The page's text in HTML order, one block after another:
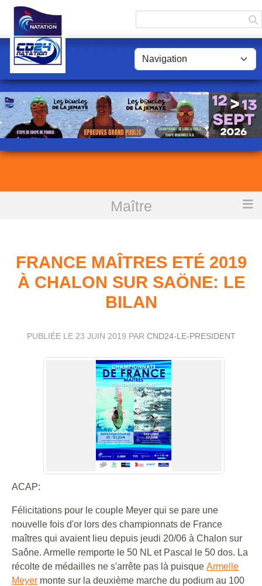
Maître
France Maîtres Eté 2019 à Chalon sur Saöne: Le bilan
FRANCE MAÎTRES ETÉ 2019
À CHALON SUR SAÖNE: LE
BILAN
PUBLIÉE LE 23 JUIN 2019 PAR CND24-LE-PRESIDENT
ACAP:
Félicitations pour le couple Meyer qui se pare une
nouvelle fois d'or lors des championnats de France
maîtres qui avaient lieu depuis jeudi 20/06 à Chalon sur
Saône. Armelle remporte le 50 NL et Pascal le 50 dos. La
récolte de médailles ne s'arrête pas là puisque Armelle
Meyer monte sur la deuxième marche du podium au 100
Panneau de gestion des cookies